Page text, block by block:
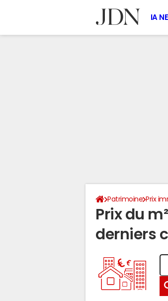
IA
Patrimoine Prix
Prix du
derniers